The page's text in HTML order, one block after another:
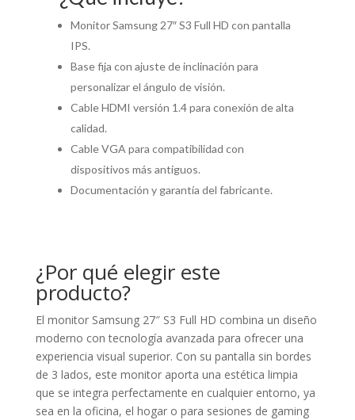
Monitor Samsung 27″ S3 Full HD con pantalla
IPS.
Base fija con ajuste de inclinación para
personalizar el ángulo de visión.
Cable HDMI versión 1.4 para conexión de alta
calidad.
Cable VGA para compatibilidad con
dispositivos más antiguos.
Documentación y garantía del fabricante.
¿Por qué elegir este
producto?
El monitor Samsung 27″ S3 Full HD combina un diseño
moderno con tecnología avanzada para ofrecer una
experiencia visual superior. Con su pantalla sin bordes
de 3 lados, este monitor aporta una estética limpia
que se integra perfectamente en cualquier entorno, ya
sea en la oficina, el hogar o para sesiones de gaming